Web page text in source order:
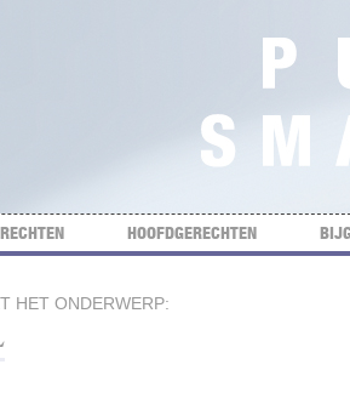
HOOFDGERECHTEN
HET ONDERWERP: